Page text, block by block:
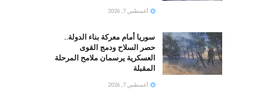
أغسطس 7, 2026
سوريا أمام معركة بناء الدولة..
حصر السلاح ودمج القوى
العسكرية يرسمان ملامح المرحلة
المقبلة
أغسطس 7, 2026